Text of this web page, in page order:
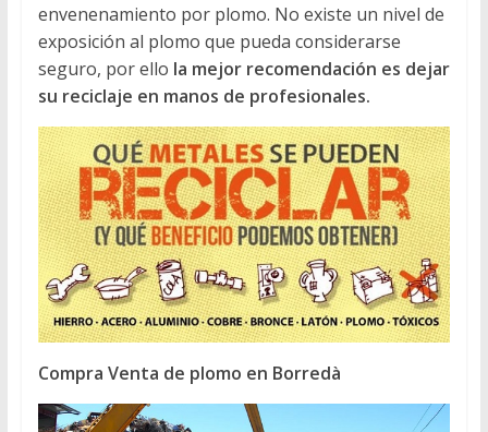
envenenamiento por plomo. No existe un nivel de
exposición al plomo que pueda considerarse
seguro, por ello la mejor recomendación es dejar
su reciclaje en manos de profesionales.
Compra Venta de plomo en Borredà